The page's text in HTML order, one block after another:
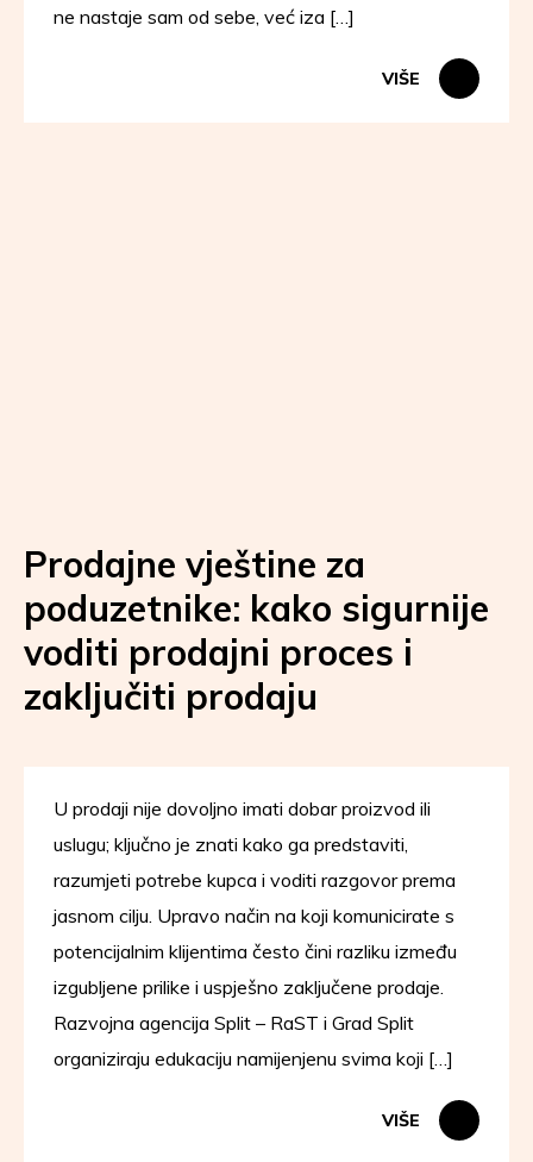
ne nastaje sam od sebe, već iza […]
VIŠE
Prodajne vještine za
poduzetnike: kako sigurnije
voditi prodajni proces i
zaključiti prodaju
U prodaji nije dovoljno imati dobar proizvod ili
uslugu; ključno je znati kako ga predstaviti,
razumjeti potrebe kupca i voditi razgovor prema
jasnom cilju. Upravo način na koji komunicirate s
potencijalnim klijentima često čini razliku između
izgubljene prilike i uspješno zaključene prodaje.
Razvojna agencija Split – RaST i Grad Split
organiziraju edukaciju namijenjenu svima koji […]
VIŠE